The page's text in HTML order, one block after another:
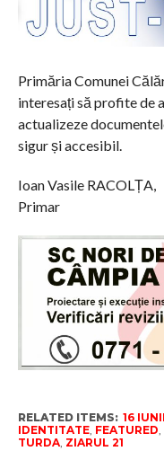
Primăria Comunei
interesați să profite de
actualizeze
sigur și accesibil.
Ioan Vasile RACOLȚA,
Primar
RELATED ITEMS: 16
IDENTITATE, FEATURED,
TURDA, ZIARUL 21